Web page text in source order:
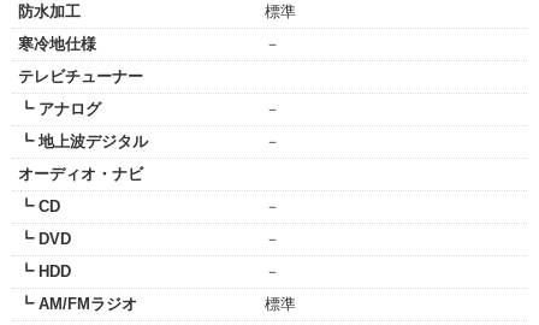
防水加工
標準
寒冷地仕様
－
テレビチューナー
┗ アナログ
－
┗ 地上波デジタル
－
オーディオ・ナビ
┗ CD
－
┗ DVD
－
┗ HDD
－
┗ AM/FMラジオ
標準